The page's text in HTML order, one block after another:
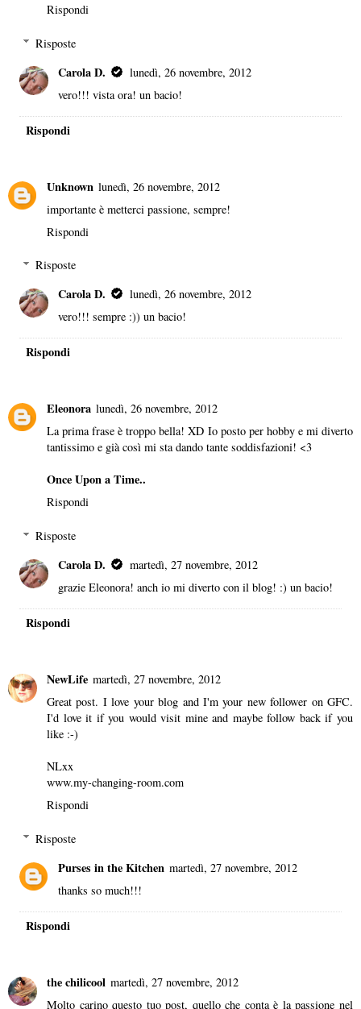
Rispondi
Risposte
Carola D.
lunedì, 26 novembre, 2012
vero!!! vista ora! un bacio!
Rispondi
Unknown lunedì, 26 novembre, 2012
importante è metterci passione, sempre!
Rispondi
Risposte
Carola D.
lunedì, 26 novembre, 2012
vero!!! sempre :)) un bacio!
Rispondi
Eleonora lunedì, 26 novembre, 2012
La prima frase è troppo bella! XD Io posto per hobby e mi diverto
tantissimo e già così mi sta dando tante soddisfazioni! <3
Once Upon a Time..
Rispondi
Risposte
Carola D.
martedì, 27 novembre, 2012
grazie Eleonora! anch io mi diverto con il blog! :) un bacio!
Rispondi
NewLife martedì, 27 novembre, 2012
Great post. I love your blog and I'm your new follower on GFC.
I'd love it if you would visit mine and maybe follow back if you
like :-)
NLxx
www.my-changing-room.com
Rispondi
Risposte
Purses in the Kitchen martedì, 27 novembre, 2012
thanks so much!!!
Rispondi
the chilicool martedì, 27 novembre, 2012
Molto carino questo tuo post, quello che conta è la passione nel